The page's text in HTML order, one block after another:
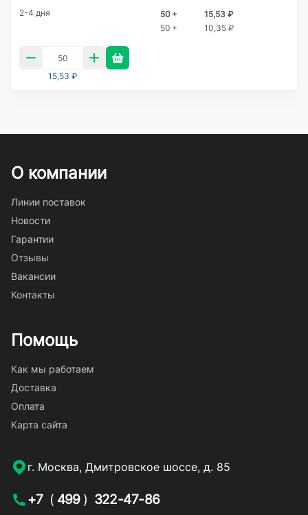
2-4 дня 50 +
15,53 ₽
50 +
10,35 ₽
15,53 ₽
О компании
Линии поставок
Новости
Гарантии
Отзывы
Вакансии
Контакты
Помощь
Как мы работаем
Доставка
Оплата
Карта сайта
г. Москва, Дмитровское шоссе, д. 85
+7 ( 499 ) 322-47-86